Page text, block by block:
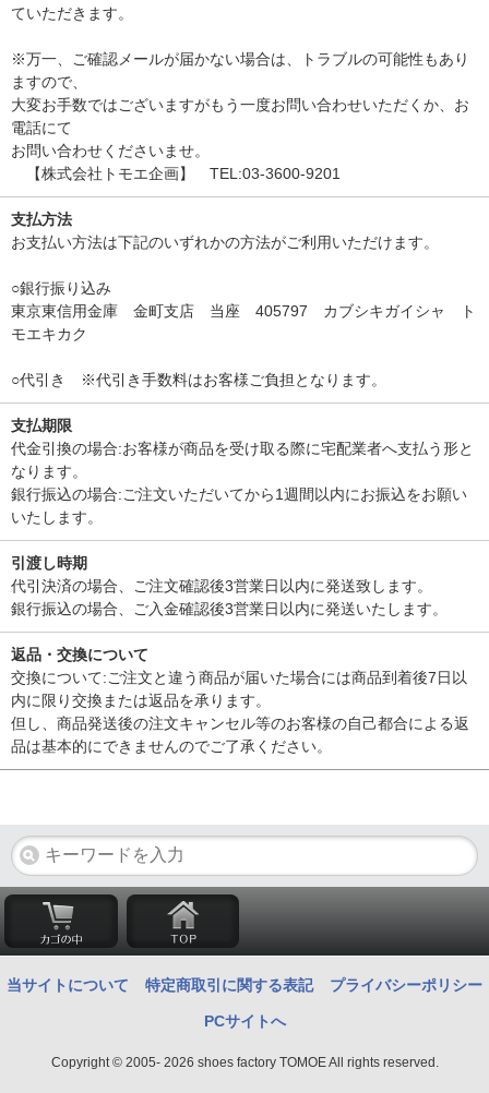
ていただきます。
※万一、ご確認メールが届かない場合は、トラブルの可能性もあり
ますので、
大変お手数ではございますがもう一度お問い合わせいただくか、お
電話にて
お問い合わせくださいませ。
【株式会社トモエ企画】 TEL:03-3600-9201
支払方法
お支払い方法は下記のいずれかの方法がご利用いただけます。
○銀行振り込み
東京東信用金庫 金町支店 当座 405797 カブシキガイシャ ト
モエキカク
○代引き ※代引き手数料はお客様ご負担となります。
支払期限
代金引換の場合:お客様が商品を受け取る際に宅配業者へ支払う形と
なります。
銀行振込の場合:ご注文いただいてから1週間以内にお振込をお願い
いたします。
引渡し時期
代引決済の場合、ご注文確認後3営業日以内に発送致します。
銀行振込の場合、ご入金確認後3営業日以内に発送いたします。
返品・交換について
交換について:ご注文と違う商品が届いた場合には商品到着後7日以
内に限り交換または返品を承ります。
但し、商品発送後の注文キャンセル等のお客様の自己都合による返
品は基本的にできませんのでご了承ください。
当サイトについて 特定商取引に関する表記 プライバシーポリシー
PCサイトへ
Copyright © 2005- 2026 shoes factory TOMOE All rights reserved.